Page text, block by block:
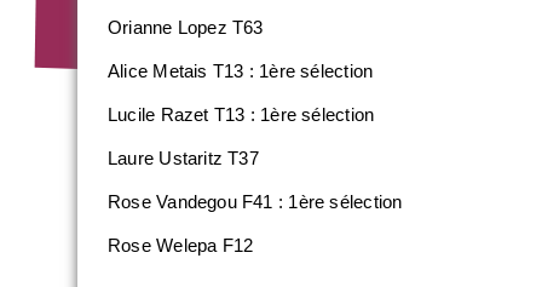
Orianne Lopez T63
Alice Metais T13 : 1ère sélection
Lucile Razet T13 : 1ère sélection
Laure Ustaritz T37
Rose Vandegou F41 : 1ère sélection
Rose Welepa F12